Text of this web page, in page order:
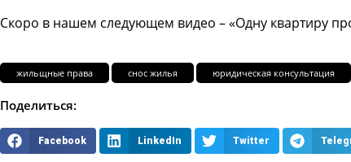
Скоро в нашем следующем видео – «Одну квартиру
жильщные права снос жилья юридическая консультация
Поделиться:
Facebook LinkedIn Twitter